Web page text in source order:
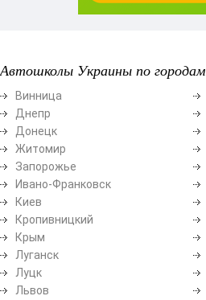
Автошколы Украины по городам
Винница
Днепр
Донецк
Житомир
Запорожье
Ивано-Франковск
Киев
Кропивницкий
Крым
Луганск
Луцк
Львов